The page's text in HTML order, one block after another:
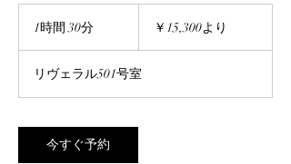
1時間 30分
0
分
￥15,300より
リヴェラル501号室
今すぐ予約